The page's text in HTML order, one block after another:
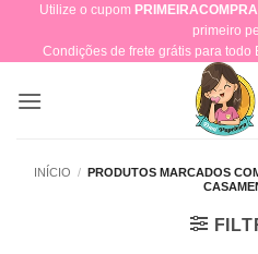
content
Utilize o cupom PRIMEIRACOMPRA
primeiro
Condições de frete grátis para todo
INÍCIO / PRODUTOS MARCADOS